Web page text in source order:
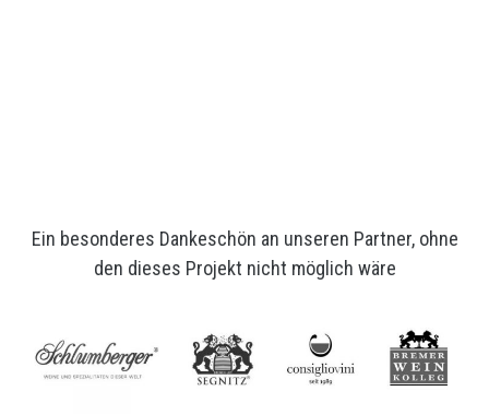
Ein besonderes Dankeschön an unseren Partner, ohne
den dieses Projekt nicht möglich wäre